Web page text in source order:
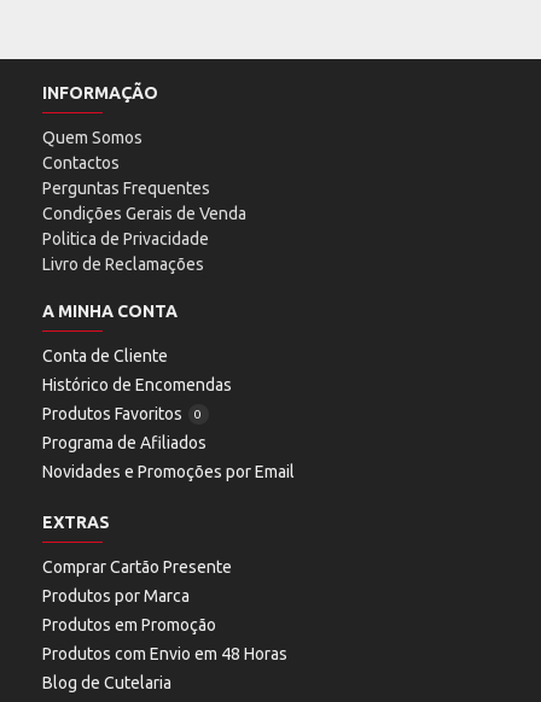
INFORMAÇÃO
Quem Somos
Contactos
Perguntas Frequentes
Condições Gerais de Venda
Politica de Privacidade
Livro de Reclamações
A MINHA CONTA
Conta de Cliente
Histórico de Encomendas
Produtos Favoritos
0
Programa de Afiliados
Novidades e Promoções por Email
EXTRAS
Comprar Cartão Presente
Produtos por Marca
Produtos em Promoção
Produtos com Envio em 48 Horas
Blog de Cutelaria